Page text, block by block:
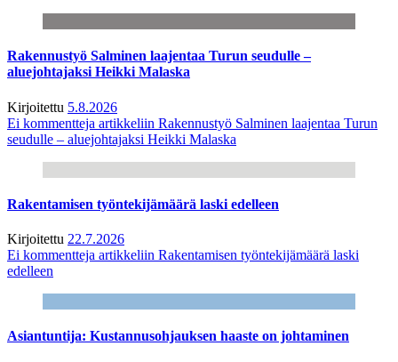
Rakennustyö Salminen laajentaa Turun seudulle –
aluejohtajaksi Heikki Malaska
Kirjoitettu 5.8.2026
Ei kommentteja artikkeliin Rakennustyö Salminen laajentaa Turun
seudulle – aluejohtajaksi Heikki Malaska
Rakentamisen työntekijämäärä laski edelleen
Kirjoitettu 22.7.2026
Ei kommentteja artikkeliin Rakentamisen työntekijämäärä laski
edelleen
Asiantuntija: Kustannusohjauksen haaste on johtaminen